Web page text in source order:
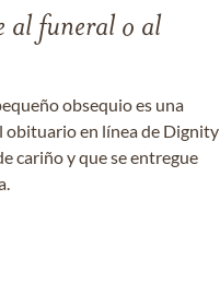
al funeral o al
obsequio es una
obituario en línea de Dignity
cariño y que se entregue